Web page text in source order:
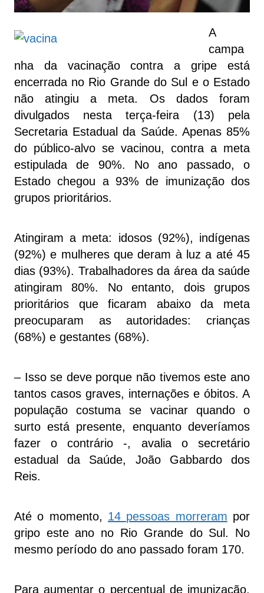
A
campa
nha da vacinação contra a gripe está
encerrada no Rio Grande do Sul e o Estado
não atingiu a meta. Os dados foram
divulgados nesta terça-feira (13) pela
Secretaria Estadual da Saúde. Apenas 85%
do público-alvo se vacinou, contra a meta
estipulada de 90%. No ano passado, o
Estado chegou a 93% de imunização dos
grupos prioritários.
Atingiram a meta: idosos (92%), indígenas
(92%) e mulheres que deram à luz a até 45
dias (93%). Trabalhadores da área da saúde
atingiram 80%. No entanto, dois grupos
prioritários que ficaram abaixo da meta
preocuparam as autoridades: crianças
(68%) e gestantes (68%).
– Isso se deve porque não tivemos este ano
tantos casos graves, internações e óbitos. A
população costuma se vacinar quando o
surto está presente, enquanto deveríamos
fazer o contrário -, avalia o secretário
estadual da Saúde, João Gabbardo dos
Reis.
Até o momento, 14 pessoas morreram por
gripo este ano no Rio Grande do Sul. No
mesmo período do ano passado foram 170.
Para aumentar o percentual de imunização,